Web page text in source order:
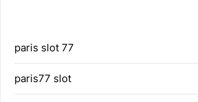
paris slot 77
paris77 slot